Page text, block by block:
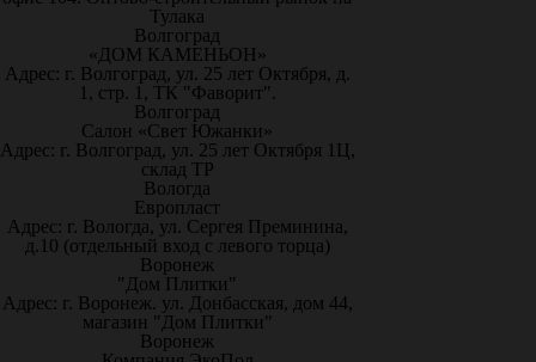
Тулака
Волгоград
«ДОМ КАМЕНЬОН»
Адрес: г. Волгоград, ул. 25 лет Октября, д.
1, стр. 1, ТК "Фаворит".
Волгоград
Салон «Свет Южанки»
Адрес: г. Волгоград, ул. 25 лет Октября 1Ц,
склад ТР
Вологда
Европласт
Адрес: г. Вологда, ул. Сергея Преминина,
д.10 (отдельный вход с левого торца)
Воронеж
"Дом Плитки"
Адрес: г. Воронеж. ул. Донбасская, дом 44,
магазин "Дом Плитки"
Воронеж